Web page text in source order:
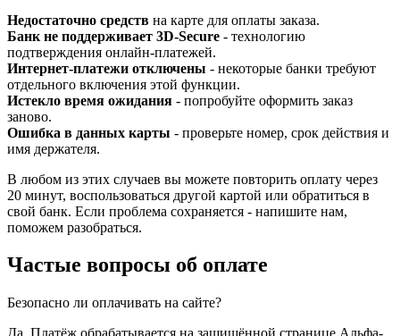
Недостаточно средств на карте для оплаты заказа.
Банк не поддерживает 3D-Secure - технологию
подтверждения онлайн-платежей.
Интернет-платежи отключены - некоторые банки требуют
отдельного включения этой функции.
Истекло время ожидания - попробуйте оформить заказ
заново.
Ошибка в данных карты - проверьте номер, срок действия и
имя держателя.
В любом из этих случаев вы можете повторить оплату через
20 минут, воспользоваться другой картой или обратиться в
свой банк. Если проблема сохраняется - напишите нам,
поможем разобраться.
Частые вопросы об оплате
Безопасно ли оплачивать на сайте?